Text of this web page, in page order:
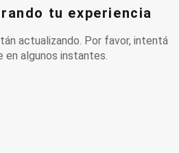
tu experiencia
actualizando. Por favor, intentá
en algunos instantes.